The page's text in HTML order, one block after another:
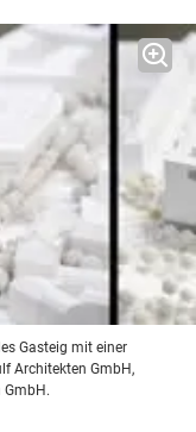
Gasteig mit einer
Architekten GmbH,
GmbH.